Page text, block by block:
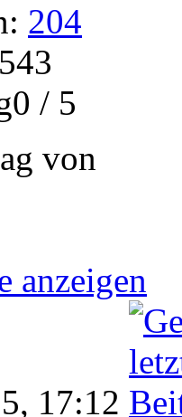
204
/ 5
von
anzeigen
17:12